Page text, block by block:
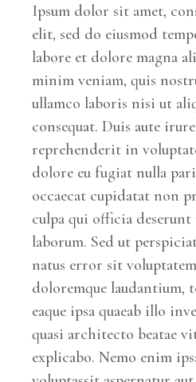
Ipsum dolor sit amet,
elit, sed do eiusmod
labore et dolore magna
minim veniam, quis
ullamco laboris nisi ut
consequat. Duis aute
reprehenderit in
dolore eu fugiat nulla
occaecat cupidatat non
culpa qui officia
laborum. Sed ut
natus error sit
doloremque laudantium,
eaque ipsa quaeab illo
quasi architecto beatae
explicabo. Nemo enim